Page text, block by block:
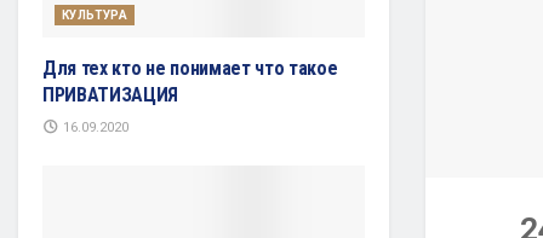
КУЛЬТУРА
Для тех кто не понимает что такое
ПРИВАТИЗАЦИЯ
16.09.2020